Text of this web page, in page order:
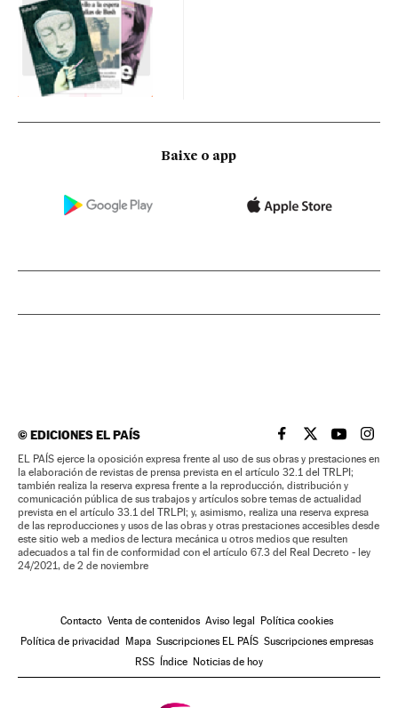
Baixe o app
©EDICIONES EL PAÍS EL PAÍS BRASIL EN
EL PAÍSEL PAÍS
EL
EL PAÍS ejerce la oposición expresa frente al uso de sus obras y prestaciones en
la elaboración de revistas de prensa prevista en el artículo 32.1 del TRLPI;
también realiza la reserva expresa frente a la reproducción, distribución y
comunicación pública de sus trabajos y artículos sobre temas de actualidad
prevista en el artículo 33.1 del TRLPI; y, asimismo, realiza una reserva expresa
de las reproducciones y usos de las obras y otras prestaciones accesibles desde
este sitio web a medios de lectura mecánica u otros medios que resulten
adecuados a tal fin de conformidad con el artículo 67.3 del Real Decreto - ley
24/2021, de 2 de noviembre
Contacto Venta de contenidos Aviso legal
Política cookies
Política de privacidad
Mapa Suscripciones EL PAÍS Suscripciones empresas
RSS
Índice Noticias de hoy